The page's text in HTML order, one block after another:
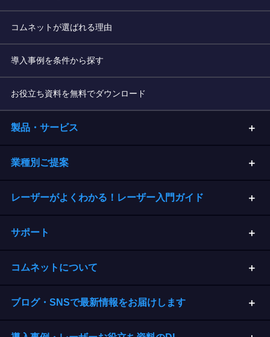
コムネットが選ばれる理由
導入事例を条件から探す
お役立ち資料を無料でダウンロード
製品・サービス
業種別ご提案
レーザーがよくわかる！レーザー入門ガイド
サポート
コムネットについて
ブログ・SNSで最新情報をお届けします